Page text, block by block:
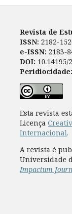
Revista de
ISSN: 2182-
e-ISSN: 2183-
DOI: 10.14195/
Peridiocidade:
Esta revista
Licença
Internacional.
A revista é
Universidade
Impactum